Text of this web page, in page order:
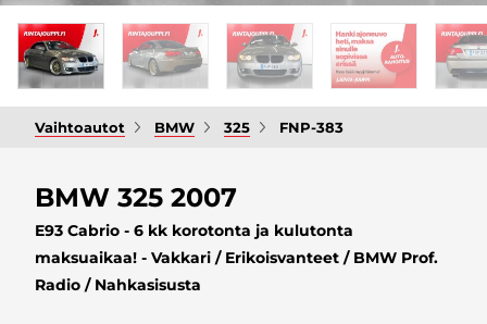
Vaihtoautot BMW 325 FNP-383
BMW 325 2007
E93 Cabrio - 6 kk korotonta ja kulutonta
maksuaikaa! - Vakkari / Erikoisvanteet / BMW Prof.
Radio / Nahkasisusta